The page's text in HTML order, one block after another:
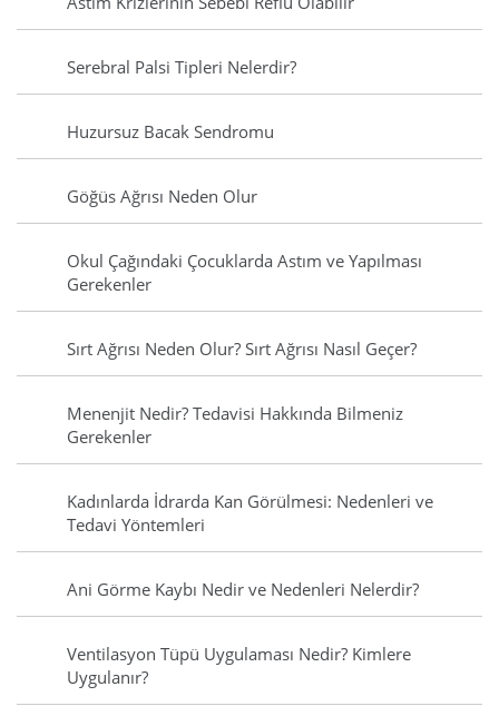
Serebral Palsi Tipleri Nelerdir?
Huzursuz Bacak Sendromu
Göğüs Ağrısı Neden Olur
Okul Çağındaki Çocuklarda Astım ve Yapılması
Gerekenler
Sırt Ağrısı Neden Olur? Sırt Ağrısı Nasıl Geçer?
Menenjit Nedir? Tedavisi Hakkında Bilmeniz
Gerekenler
Kadınlarda İdrarda Kan Görülmesi: Nedenleri ve
Tedavi Yöntemleri
Ani Görme Kaybı Nedir ve Nedenleri Nelerdir?
Ventilasyon Tüpü Uygulaması Nedir? Kimlere
Uygulanır?